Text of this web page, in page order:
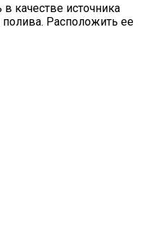
качестве источника
полива. Расположить ее